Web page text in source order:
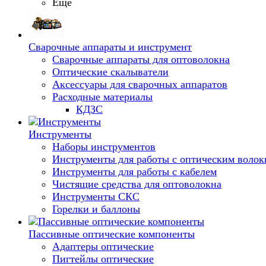
Еще
Сварочные аппараты и инструмент
Сварочные аппараты для оптоволокна
Оптические скалыватели
Аксессуары для сварочных аппаратов
Расходные материалы
КДЗС
Инструменты
Наборы инструментов
Инструменты для работы с оптическим
Инструменты для работы с кабелем
Чистящие средства для оптоволокна
Инструменты СКС
Горелки и баллоны
Пассивные оптические компоненты
Адаптеры оптические
Пигтейлы оптические